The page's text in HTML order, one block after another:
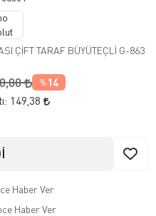
ÇİFT TARAF BÜYÜTEÇLİ G-863
% 14
149,38
Haber Ver
Haber Ver